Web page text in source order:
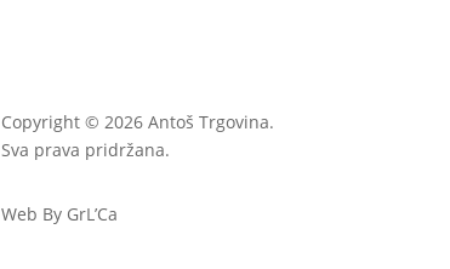
Copyright © 2026 Antoš Trgovina.
Sva prava pridržana.
Web By GrL’Ca